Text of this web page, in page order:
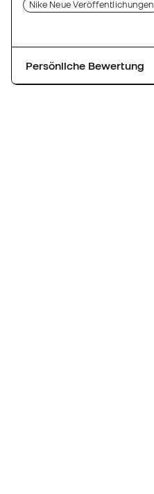
Nike Neue Veröffentlichungen
Persönliche Bewertung